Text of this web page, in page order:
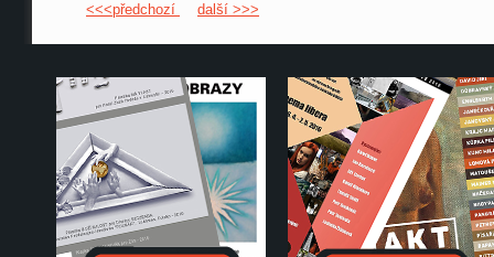
<<<předchozí další >>>